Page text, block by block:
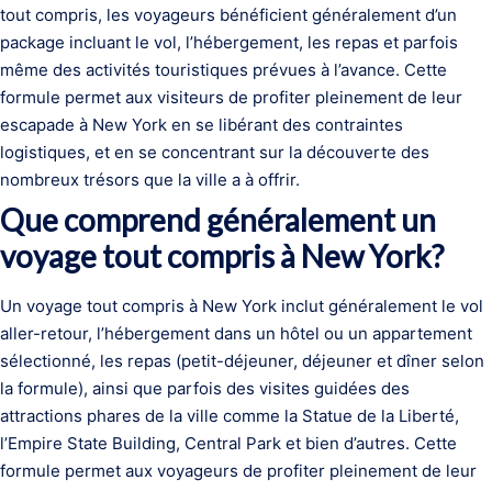
tout compris, les voyageurs bénéficient généralement d’un
package incluant le vol, l’hébergement, les repas et parfois
même des activités touristiques prévues à l’avance. Cette
formule permet aux visiteurs de profiter pleinement de leur
escapade à New York en se libérant des contraintes
logistiques, et en se concentrant sur la découverte des
nombreux trésors que la ville a à offrir.
Que comprend généralement un
voyage tout compris à New York?
Un voyage tout compris à New York inclut généralement le vol
aller-retour, l’hébergement dans un hôtel ou un appartement
sélectionné, les repas (petit-déjeuner, déjeuner et dîner selon
la formule), ainsi que parfois des visites guidées des
attractions phares de la ville comme la Statue de la Liberté,
l’Empire State Building, Central Park et bien d’autres. Cette
formule permet aux voyageurs de profiter pleinement de leur